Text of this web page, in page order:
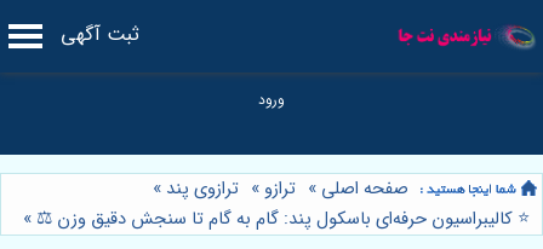
ثبت آگهی
صفحه اصلی » ترازو » ترازوی پند »
⭐️ کالیبراسیون حرفه‌ای باسکول پند: گام به گام تا سنجش دقیق وزن ⚖️ »